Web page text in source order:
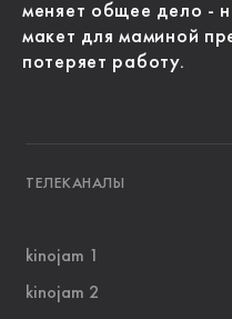
меняет общее дело -
макет для маминой
потеряет работу.
ТЕЛЕКАНАЛЫ
kinojam 1
kinojam 2